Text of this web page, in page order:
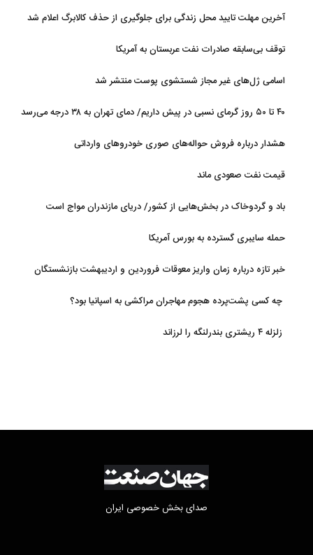
آخرین مهلت تایید محل زندگی برای جلوگیری از حذف کالابرگ اعلام شد
توقف بی‌سابقه صادرات نفت عربستان به آمریکا
اسامی ژل‌های غیر مجاز شستشوی پوست منتشر شد
۴۰ تا ۵۰ روز گرمای نسبی در پیش داریم/ دمای تهران به ۳۸ درجه می‌رسد
هشدار درباره فروش حواله‌های صوری خودروهای وارداتی
قیمت نفت صعودی ماند
باد و گردوخاک در بخش‌هایی از کشور/ دریای مازندران مواج است
حمله سایبری گسترده به بورس آمریکا
خبر تازه درباره زمان واریز معوقات فروردین و اردیبهشت بازنشستگان
چه کسی پشت‌پرده هجوم مهاجران مراکشی به اسپانیا بود؟
زلزله ۴ ریشتری بندرلنگه را لرزاند
صدای بخش خصوصی ایران